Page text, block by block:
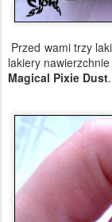
Przed wami trzy
lakiery
Magical Pixie Dust.